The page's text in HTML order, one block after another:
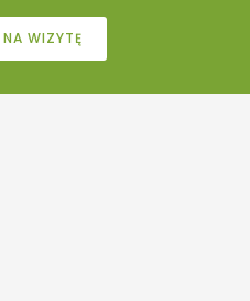
WIZYTĘ